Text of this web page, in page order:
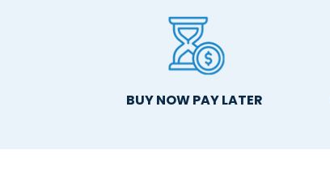
BUY NOW PAY LATER